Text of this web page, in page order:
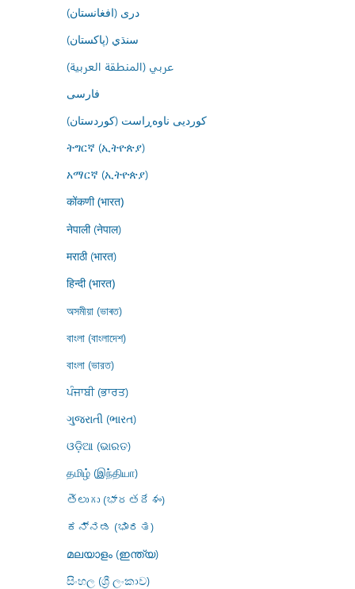
درى (افغانستان)
سنڌي (پاکستان)
عربي (المنطقة العربية)
فارسى
کوردیی ناوەڕاست (کوردستان)
ትግርኛ (ኢትዮጵያ)
አማርኛ (ኢትዮጵያ)
कोंकणी (भारत)
नेपाली (नेपाल)
मराठी (भारत)
हिन्दी (भारत)
অসমীয়া (ভাৰত)
বাংলা (বাংলাদেশ)
বাংলা (ভারত)
ਪੰਜਾਬੀ (ਭਾਰਤ)
ગુજરાતી (ભારત)
ଓଡ଼ିଆ (ଭାରତ)
தமிழ் (இந்தியா)
తెలుగు (భారతదేశం)
ಕನ್ನಡ (ಭಾರತ)
മലയാളം (ഇന്ത്യ)
සිංහල (ශ්‍රී ලංකාව)